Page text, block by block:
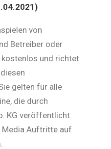
von
Betreiber oder
und richtet
gelten für alle
die durch
KG veröffentlicht
Media Auftritte auf